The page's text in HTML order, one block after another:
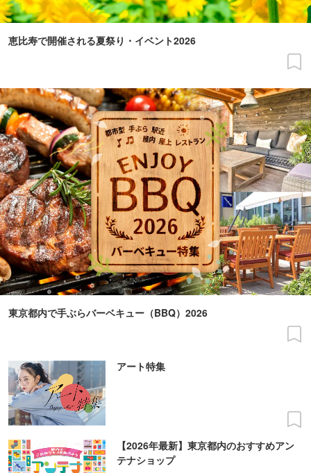
恵比寿で開催される夏祭り・イベント2026
東京都内で手ぶらバーベキュー（BBQ）2026
アート特集
【2026年最新】東京都内のおすすめアン
テナショップ